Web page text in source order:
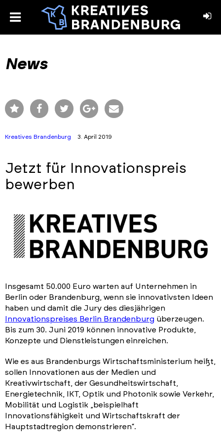
toggle
News
Kreatives Brandenburg 3. April 2019
Jetzt für Innovationspreis
bewerben
Insgesamt 50.000 Euro warten auf Unternehmen in
Berlin oder Brandenburg, wenn sie innovativsten Ideen
haben und damit die Jury des diesjährigen
Innovationspreises Berlin Brandenburg überzeugen.
Bis zum 30. Juni 2019 können innovative Produkte,
Konzepte und Dienstleistungen einreichen.
Wie es aus Brandenburgs Wirtschaftsministerium heißt,
sollen Innovationen aus der Medien und
Kreativwirtschaft, der Gesundheitswirtschaft,
Energietechnik, IKT, Optik und Photonik sowie Verkehr,
Mobilität und Logistik „beispielhaft
Innovationsfähigkeit und Wirtschaftskraft der
Hauptstadtregion demonstrieren“.